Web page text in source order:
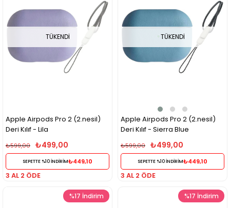
TÜKENDI
Apple Airpods Pro 2 (2.nesil)
Deri Kılıf - Lila
₺499,00
₺599,00
SEPETTE %10 İNDİRİM₺449,10
3 AL 2 ÖDE
TÜKENDI
Apple Airpods Pro 2 (2.nesil)
Deri Kılıf - Sierra Blue
₺499,00
₺599,00
SEPETTE %10 İNDİRİM₺449,10
3 AL 2 ÖDE
%17 İndirim %17 İndirim